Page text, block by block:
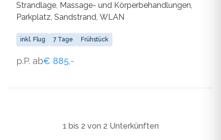
Strandlage, Massage- und Körperbehandlungen,
Parkplatz, Sandstrand, WLAN
inkl. Flug 7 Tage Frühstück
p.P. ab€ 885,-
1 bis 2 von 2 Unterkünften